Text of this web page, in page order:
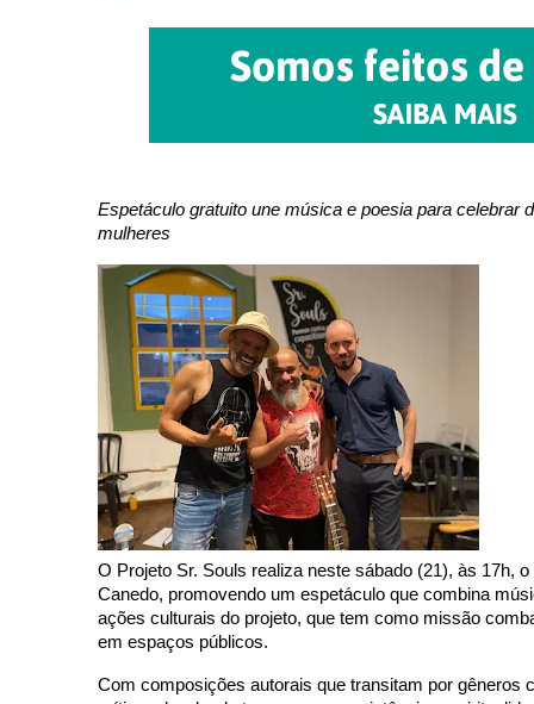
Espetáculo gratuito une música e poesia para celebrar
mulheres
O Projeto Sr. Souls realiza neste sábado (21), às 17h,
Canedo, promovendo um espetáculo que combina
ações culturais do projeto, que tem como missão
em espaços públicos.
Com composições autorais que transitam por